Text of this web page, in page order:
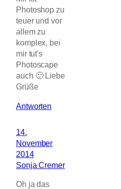
Photoshop zu
teuer und vor
allem zu
komplex, bei
mir tut's
Photoscape
auch 🙂 Liebe
Grüße
Antworten
14.
November
2014
Sonja Cremer
Oh ja das